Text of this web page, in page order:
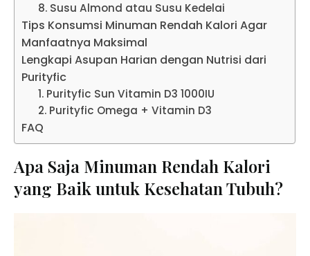
8. Susu Almond atau Susu Kedelai
Tips Konsumsi Minuman Rendah Kalori Agar
Manfaatnya Maksimal
Lengkapi Asupan Harian dengan Nutrisi dari
Purityfic
1. Purityfic Sun Vitamin D3 1000IU
2. Purityfic Omega + Vitamin D3
FAQ
Apa Saja Minuman Rendah Kalori
yang Baik untuk Kesehatan Tubuh?